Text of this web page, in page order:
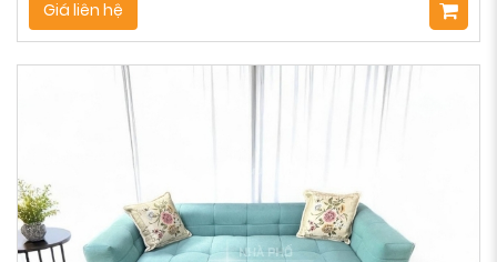
Giá liên hệ